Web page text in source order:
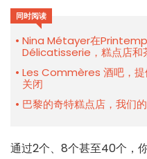
同时阅读
Nina Métayer在
Délicatisserie，糕点店和
Les Commères 酒吧，提
关闭
巴黎的奇特糕点店，我们
通过2个、8个甚至40个，